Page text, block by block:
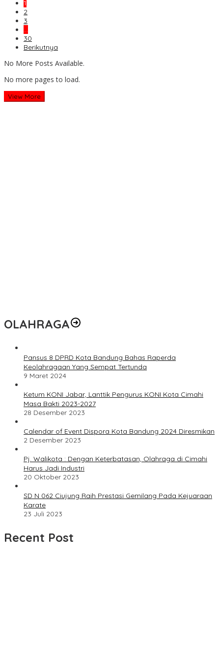
1
2
3
…
30
Berikutnya
No More Posts Available.
No more pages to load.
View More
OLAHRAGA
Pansus 8 DPRD Kota Bandung Bahas Raperda
Keolahragaan Yang Sempat Tertunda
9 Maret 2024
Ketum KONI Jabar, Lanttik Pengurus KONI Kota Cimahi
Masa Bakti 2023-2027
28 Desember 2023
Calendar of Event Dispora Kota Bandung 2024 Diresmikan
2 Desember 2023
Pj. Walikota : Dengan Keterbatasan, Olahraga di Cimahi
Harus Jadi Industri
20 Oktober 2023
SD N 062 Ciujung Raih Prestasi Gemilang Pada Kejuaraan
Karate
23 Juli 2023
Recent Post